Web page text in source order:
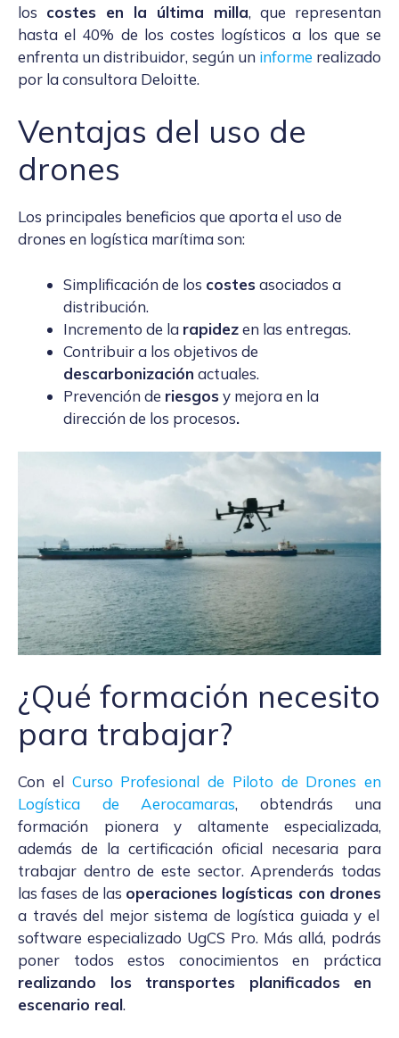
los costes en la última milla, que representan
hasta el 40% de los costes logísticos a los que se
enfrenta un distribuidor, según un informe realizado
por la consultora Deloitte.
Ventajas del uso de
drones
Los principales beneficios que aporta el uso de
drones en logística marítima son:
Simplificación de los costes asociados a
distribución.
Incremento de la rapidezen las entregas.
Contribuir a los objetivos de
descarbonización actuales.
Prevención de riesgos y mejora en la
dirección de los procesos.
¿Qué formación necesito
para trabajar?
Con el Curso Profesional de Piloto de Drones en
Logística de Aerocamaras, obtendrás una
formación pionera y altamente especializada,
además de la certificación oficial necesaria para
trabajar dentro de este sector. Aprenderás todas
las fases de las operaciones logísticas con drones
a través del mejor sistema de logística guiada y el
software especializado UgCS Pro. Más allá, podrás
poner todos estos conocimientos en práctica
realizando los transportes planificados en
escenario real.